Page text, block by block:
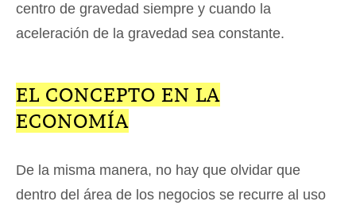
centro de gravedad siempre y cuando la
aceleración de la gravedad sea constante.
EL CONCEPTO EN LA
ECONOMÍA
De la misma manera, no hay que olvidar que
dentro del área de los negocios se recurre al uso